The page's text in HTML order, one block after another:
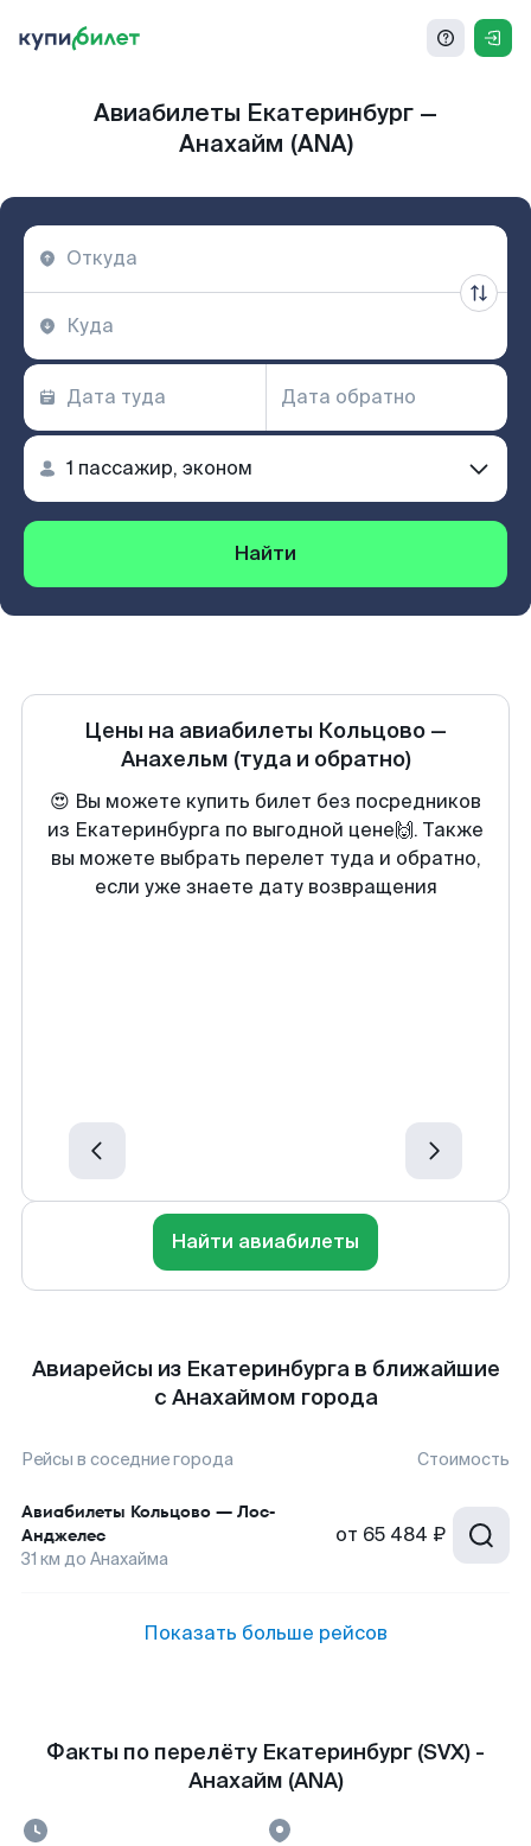
Авиабилеты Екатеринбург —
Анахайм (ANA)
Найти
Цены на авиабилеты Кольцово —
Анахельм (туда и обратно)
😍 Вы можете купить билет без посредников
из Екатеринбурга по выгодной цене🙌. Также
вы можете выбрать перелет туда и обратно,
если уже знаете дату возвращения
Найти авиабилеты
Авиарейсы из Екатеринбурга в ближайшие
с Анахаймом города
Рейсы в соседние города Стоимость
Авиабилеты Кольцово — Лос-
Анджелес
31 км до Анахайма
от 65 484 ₽
Показать больше рейсов
Факты по перелёту Екатеринбург (SVX) -
Анахайм (ANA)